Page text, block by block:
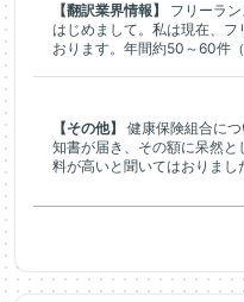
【翻訳業界情報】
フリーラ
はじめまして。私は現在、
おります。年間約50～60件
【その他】
健康保険組合に
知書が届き、その額に呆然
料が高いと聞いてはおりまし